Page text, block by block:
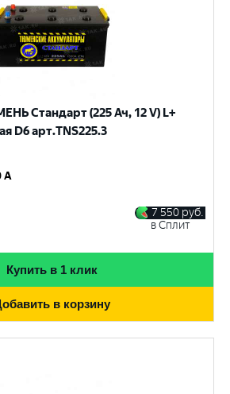
Стандарт (225 Ач, 12 V) L+
D6 арт.TNS225.3
A
7 550 руб.
в Сплит
Купить в 1 клик
в корзину